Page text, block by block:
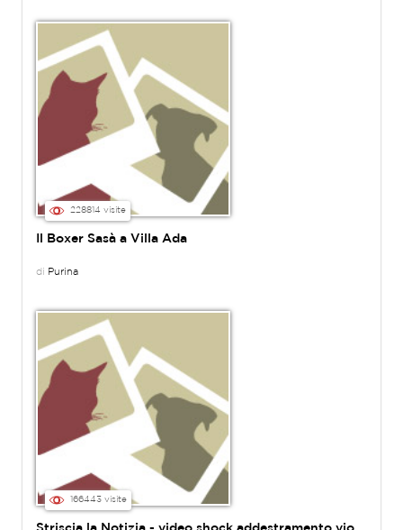
228814 visite
Il Boxer Sasà a Villa Ada
di Purina
166443 visite